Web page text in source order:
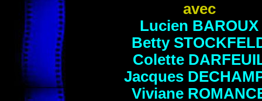
avec
Lucien BAROUX
Betty
Colette
Jacques
Viviane